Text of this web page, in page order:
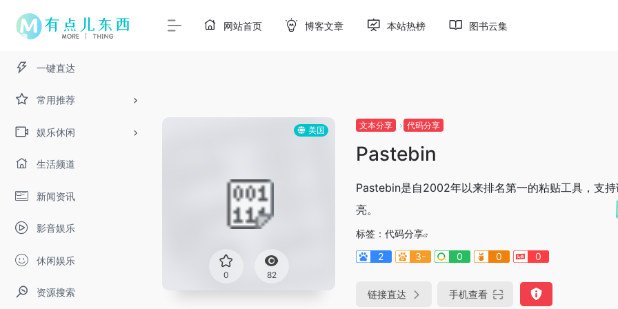
一键直达
常用推荐
娱乐休闲
生活频道
新闻资讯
影音娱乐
休闲娱乐
资源搜索
网站首页 博客文章 本站热榜 图书云集
美国
0 82
文本分享 代码分享
Pastebin
Pastebin是自2002年以来排名第一的粘贴工具，支
亮。
标签： 代码分享
2
3- 0 0 0
链接直达 手机查看